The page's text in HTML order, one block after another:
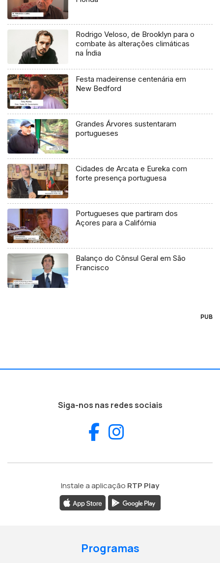
Rodrigo Veloso, de Brooklyn para o
combate às alterações climáticas
na Índia
Festa madeirense centenária em
New Bedford
Grandes Árvores sustentaram
portugueses
Cidades de Arcata e Eureka com
forte presença portuguesa
Portugueses que partiram dos
Açores para a Califórnia
Balanço do Cônsul Geral em São
Francisco
PUB
Siga-nos nas redes sociais
Facebook
Instale a aplicação RTP Play
Programas